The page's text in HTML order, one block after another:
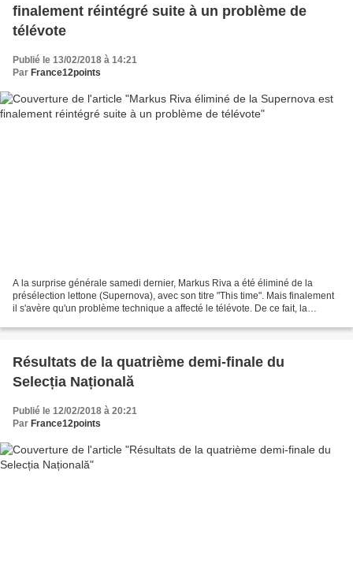
finalement réintégré suite à un problème de
télévote
Publié le 13/02/2018 à 14:21
Par France12points
A la surprise générale samedi dernier, Markus Riva a été éliminé de la
présélection lettone (Supernova), avec son titre "This time". Mais finalement
il s'avère qu'un problème technique a affecté le télévote. De ce fait, la
Résultats de la quatrième demi-finale du
Selecția Națională
Publié le 12/02/2018 à 20:21
Par France12points